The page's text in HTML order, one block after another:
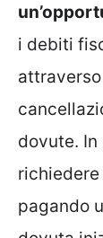
i debiti
dovute.
richiedere
pagando